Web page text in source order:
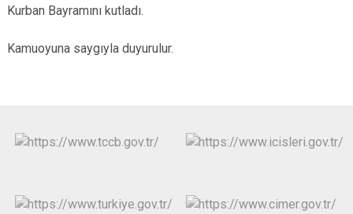
Kurban Bayramını kutladı.
Kamuoyuna saygıyla duyurulur.